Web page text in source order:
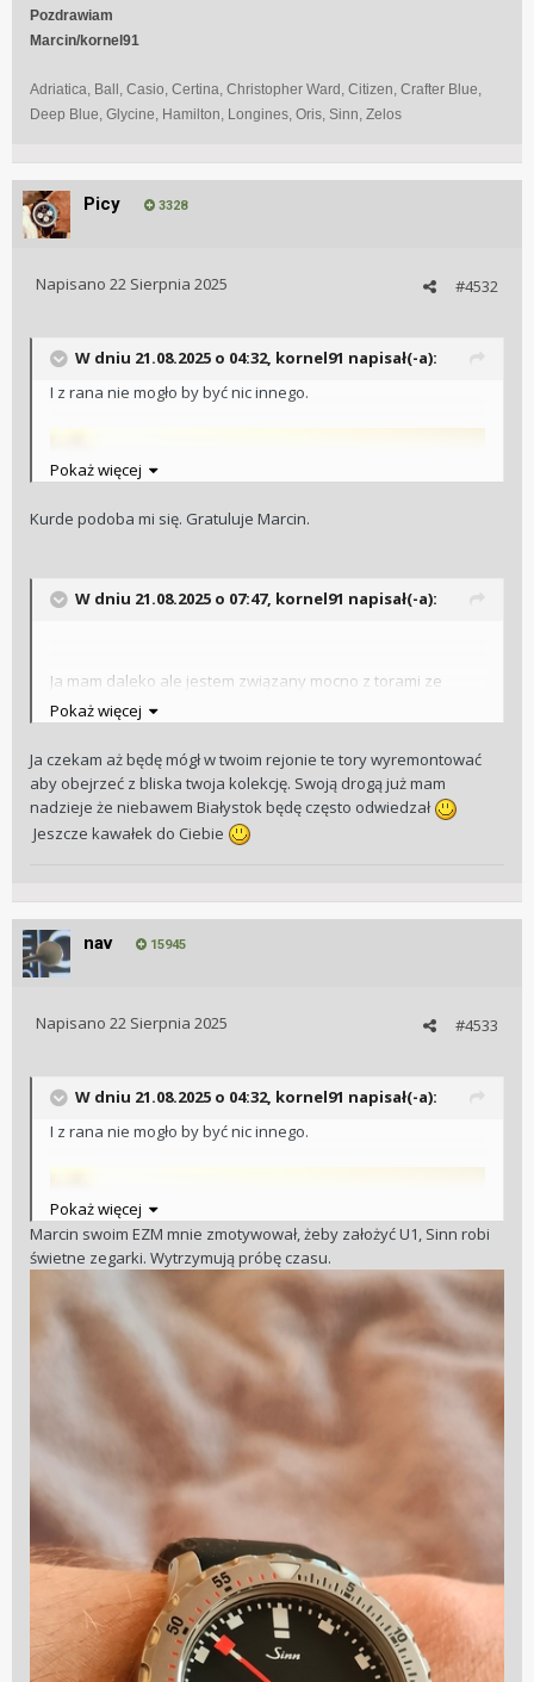
Pozdrawiam
Marcin/kornel91
Adriatica, Ball, Casio, Certina, Christopher Ward, Citizen, Crafter Blue,
Deep Blue, Glycine, Hamilton, Longines, Oris, Sinn, Zelos
Picy 3328
#4532
Napisano 22 Sierpnia 2025
W dniu 21.08.2025 o 04:32, kornel91 napisał(-a):
I z rana nie mogło by być nic innego.
Pokaż więcej
Kurde podoba mi się. Gratuluje Marcin.
W dniu 21.08.2025 o 07:47, kornel91 napisał(-a):
Ja mam daleko ale jestem związany mocno z torami ze
względu na pracę więc oprócz weekendów codziennie mam
ich wystarczająco
Pokaż więcej
Ja czekam aż będę mógł w twoim rejonie te tory wyremontować
aby obejrzeć z bliska twoja kolekcję. Swoją drogą już mam
nadzieje że niebawem Białystok będę często odwiedzał
Jeszcze kawałek do Ciebie
nav 15945
#4533
Napisano 22 Sierpnia 2025
W dniu 21.08.2025 o 04:32, kornel91 napisał(-a):
I z rana nie mogło by być nic innego.
Pokaż więcej
Marcin swoim EZM mnie zmotywował, żeby założyć U1, Sinn robi
świetne zegarki. Wytrzymują próbę czasu.